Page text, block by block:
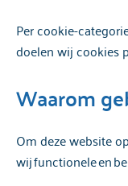
Per cookie-
doelen wij cookies
Waarom
Om deze website
wij functionele en